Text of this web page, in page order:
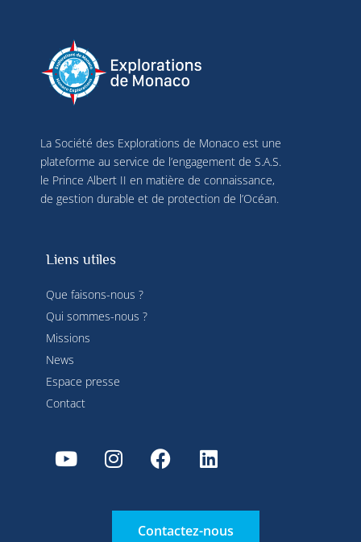
La Société des Explorations de Monaco est une
plateforme au service de l’engagement de S.A.S.
le Prince Albert II en matière de connaissance,
de gestion durable et de protection de l’Océan.
Liens utiles
Que faisons-nous ?
Qui sommes-nous ?
Missions
News
Espace presse
Contact
Contactez-nous